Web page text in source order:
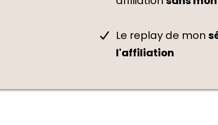
Le replay de mon
l'affiliation